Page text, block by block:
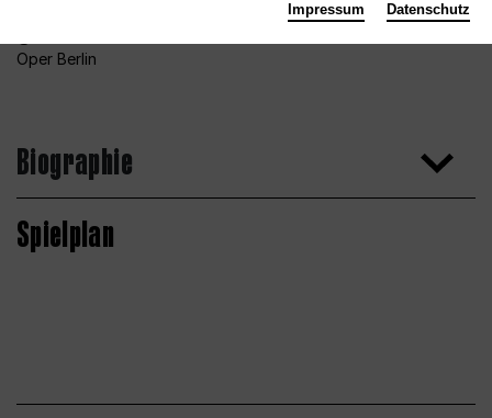
Oper Berlin
Biographie
Spielplan
Impressum Datenschutz